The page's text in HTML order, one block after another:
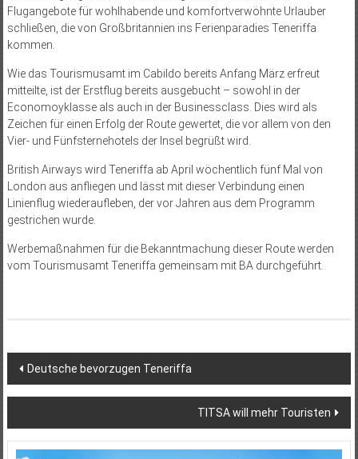
Flugangebote für wohlhabende und komfortverwöhnte Urlauber
schließen, die von Großbritannien ins Ferienparadies Teneriffa
kommen.
Wie das Tourismusamt im Cabildo bereits Anfang März erfreut
mitteilte, ist der Erstflug bereits ausgebucht – sowohl in der
Economoyklasse als auch in der Businessclass. Dies wird als
Zeichen für einen Erfolg der Route gewertet, die vor allem von den
Vier- und Fünfsternehotels der Insel begrüßt wird.
British Airways wird Teneriffa ab April wöchentlich fünf Mal von
London aus anfliegen und lässt mit dieser Verbindung einen
Linienflug wiederaufleben, der vor Jahren aus dem Programm
gestrichen wurde.
Werbemaßnahmen für die Bekanntmachung dieser Route werden
vom Tourismusamt Teneriffa gemeinsam mit BA durchgeführt.
Beitragsnavigation
Deutsche bevorzugen Teneriffa
TITSA will mehr Touristen